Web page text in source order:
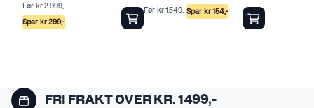
Spar kr299,-
Før kr2.999,-
Spar kr154,-
Før kr1.549,-
FRI FRAKT OVER KR. 1499,-